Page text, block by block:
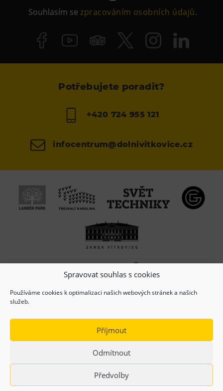
Spravovat souhlas s cookies
Používáme cookies k optimalizaci našich webových stránek a našich
služeb.
Příjmout
Odmítnout
Předvolby
Souhlasím sezpracováním osobních údajů.
Potřebujete poradit?
+420 724 955 121
infocentrum@dolnivitkovice.cz
(c) Copyright 2026, Dolní oblast VÍTKOVICE, z.s.